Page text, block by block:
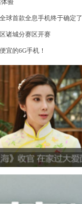
验
球首款全息手机终于确定了
诸城分赛区开赛
宜的6G手机！